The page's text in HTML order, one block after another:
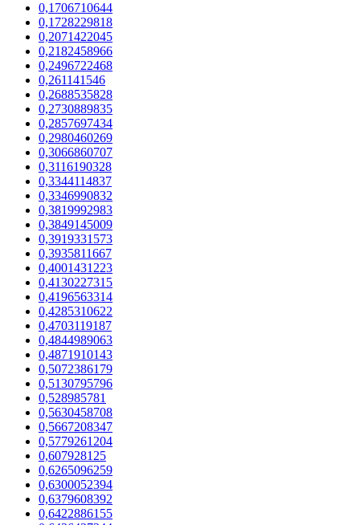
0,1706710644
0,1728229818
0,2071422045
0,2182458966
0,2496722468
0,261141546
0,2688535828
0,2730889835
0,2857697434
0,2980460269
0,3066860707
0,3116190328
0,3344114837
0,3346990832
0,3819992983
0,3849145009
0,3919331573
0,3935811667
0,4001431223
0,4130227315
0,4196563314
0,4285310622
0,4703119187
0,4844989063
0,4871910143
0,5072386179
0,5130795796
0,528985781
0,5630458708
0,5667208347
0,5779261204
0,607928125
0,6265096259
0,6300052394
0,6379608392
0,6422886155